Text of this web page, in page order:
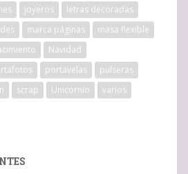
joyeros
letras decoradas
marca páginas
masa flexible
Navidad
portavelas
pulseras
scrap Unicornio
varios